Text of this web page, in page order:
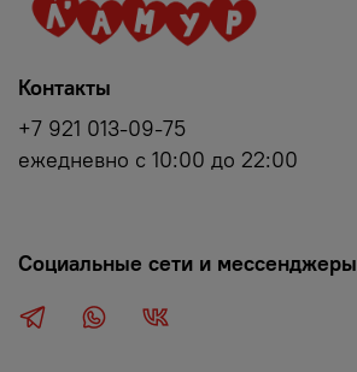
Контакты
+7 921 013-09-75
ежедневно с 10:00 до 22:00
Социальные сети и мессенджеры